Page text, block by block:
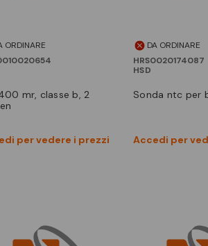
ORDINARE
per vedere i prezzi
Confronta
DA ORDINARE
HRS0020174087
HSD
sonda ntc per
Accedi per